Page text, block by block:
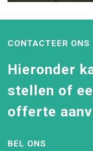
CONTACTEER ONS
Hieronder
stellen of
offerte
BEL ONS